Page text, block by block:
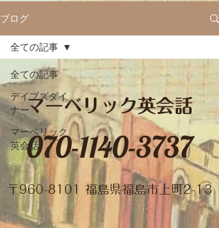
ブログ
全ての記事
デイブズダイ
ナー
マーベリック
英会話
全ての記事
マーベリック英会話
070-1140-3737
​〒960-8101 福島県福島市上町2-13